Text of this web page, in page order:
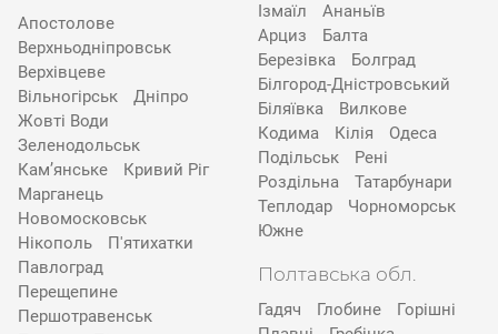
Апостолове
Верхньодніпровськ
Верхівцеве
Вільногірськ
Дніпро
Жовті Води
Зеленодольськ
Кам’янське
Кривий Ріг
Марганець
Новомосковськ
Нікополь
П'ятихатки
Павлоград
Перещепине
Першотравенськ
Ізмаїл
Ананьїв
Арциз
Балта
Березівка
Болград
Білгород-Дністровський
Біляївка
Вилкове
Кодима
Кілія
Одеса
Подільськ
Рені
Роздільна
Татарбунари
Теплодар
Чорноморськ
Южне
Полтавська обл.
Гадяч Глобине
Горішні